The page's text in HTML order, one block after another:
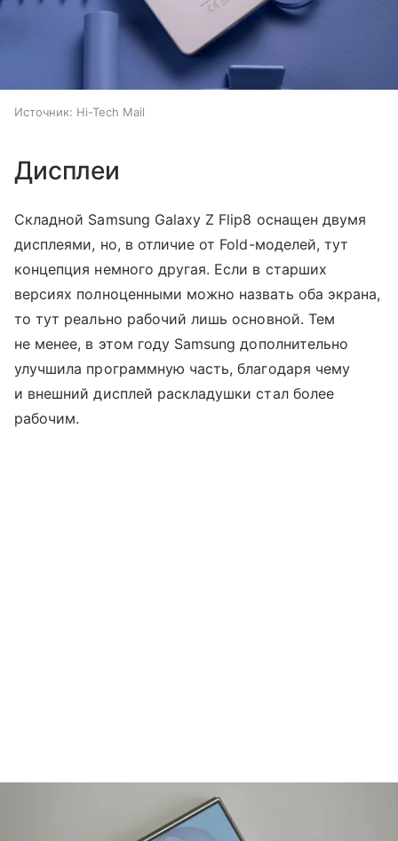
Источник: Hi-Tech Mail
Дисплеи
Складной Samsung Galaxy Z Flip8 оснащен двумя
дисплеями, но, в отличие от Fold-моделей, тут
концепция немного другая. Если в старших
версиях полноценными можно назвать оба экрана,
то тут реально рабочий лишь основной. Тем
не менее, в этом году Samsung дополнительно
улучшила программную часть, благодаря чему
и внешний дисплей раскладушки стал более
рабочим.